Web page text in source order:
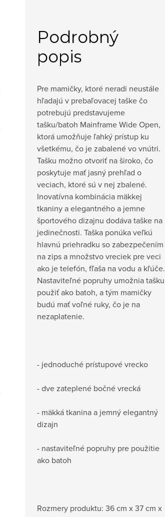
Podrobný
popis
Pre mamičky, ktoré neradi neustále
hľadajú v prebaľovacej taške čo
potrebujú predstavujeme
tašku/batoh Mainframe Wide Open,
ktorá umožňuje ľahký prístup ku
všetkému, čo je zabalené vo vnútri.
Tašku možno otvoriť na široko, čo
poskytuje mať jasný prehľad o
veciach, ktoré sú v nej zbalené.
Inovatívna kombinácia mäkkej
tkaniny a elegantného a jemne
športového dizajnu dodáva taške na
jedinečnosti. Taška ponúka veľkú
hlavnú priehradku so zabezpečením
na zips a množstvo vreciek pre veci
ako je telefón, fľaša na vodu a kľúče.
Nastaviteľné popruhy umožnia tašku
použiť ako batoh, a tým mamičky
budú mať voľné ruky, čo je na
nezaplatenie.
- jednoduché prístupové vrecko
- dve zateplené bočné vrecká
- mäkká tkanina a jemný elegantný
dizajn
- nastaviteľné popruhy pre použitie
ako batoh
Rozmery produktu: 36 cm x 37 cm x